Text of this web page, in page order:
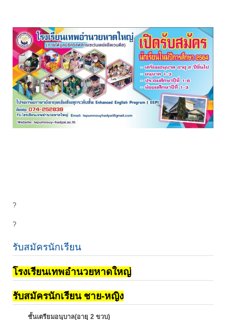
?
?
รับสมัครนักเรียน
โรงเรียนเทพอำนวยหาดใหญ่
รับสมัครนักเรียน ชาย-หญิง
ชั้นเตรียมอนุบาล(อายุ 2 ขวบ)